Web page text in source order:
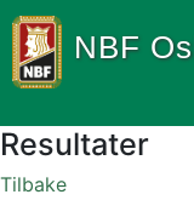
NBF
Resultater
Tilbake